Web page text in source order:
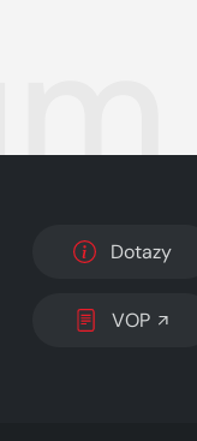
Dotazy
VOP